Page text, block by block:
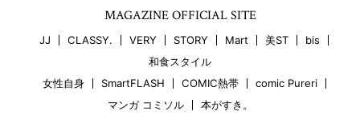
MAGAZINE OFFICIAL SITE
JJ CLASSY. VERY STORY Mart 美ST
bis
和食スタイル
女性自身
SmartFLASH COMIC熱帯
comic Pureri
マンガ コミソル
本がすき。